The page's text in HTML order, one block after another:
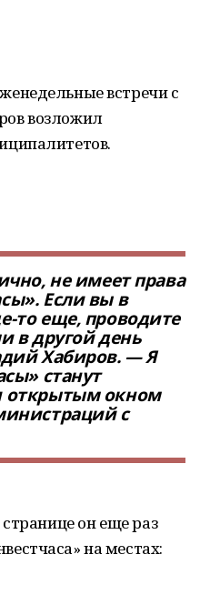
встречи с
возложил
не имеет права
Если вы в
то еще, проводите
в другой день
Хабиров. — Я
станут
открытым окном
с
он еще раз
на местах: